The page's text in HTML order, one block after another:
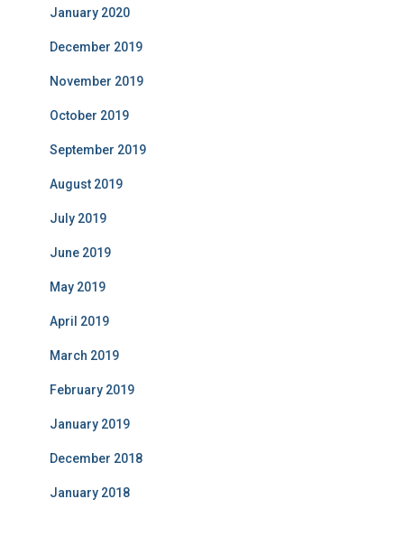
January 2020
December 2019
November 2019
October 2019
September 2019
August 2019
July 2019
June 2019
May 2019
April 2019
March 2019
February 2019
January 2019
December 2018
January 2018